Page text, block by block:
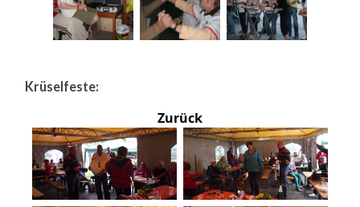
Krüselfeste:
Zurück